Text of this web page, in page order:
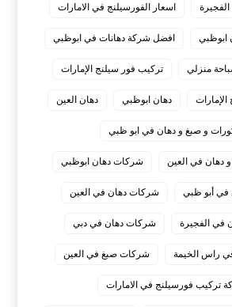
اسعار الفورسيلنج في الامارات
ابوظبي افضل شركة دهانات في ابوظبي
منزلي تركيب فور سيلنج الإمارات
دهان ابوظبي دهان العين
و صبغ و دهان في ابو ظبي
دهان في العين شركات دهان ابوظبي
أبو ظبي شركات دهان في العين
في الفجيرة شركات دهان في دبي
راس الخيمة شركات صبغ في العين
تركيب فورسيلنج في الامارات